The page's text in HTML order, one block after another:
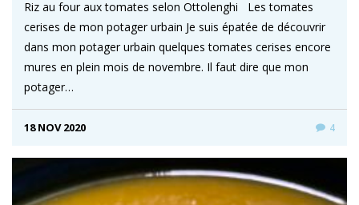
Riz au four aux tomates selon Ottolenghi Les tomates
cerises de mon potager urbain Je suis épatée de découvrir
dans mon potager urbain quelques tomates cerises encore
mures en plein mois de novembre. Il faut dire que mon
potager…
18 NOV 2020 4